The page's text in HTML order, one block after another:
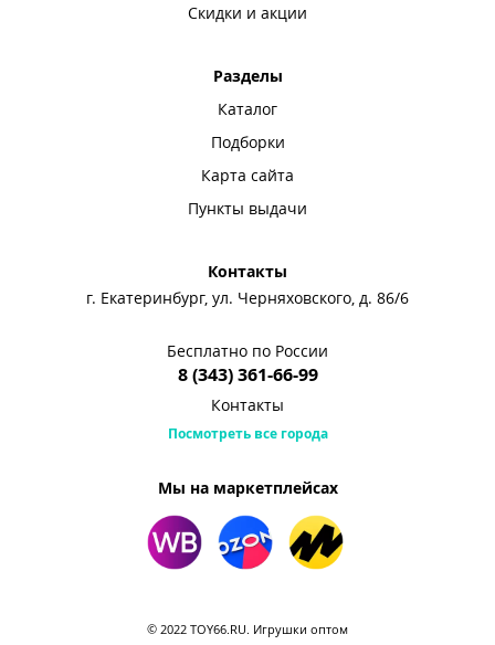
Скидки и акции
Разделы
Каталог
Подборки
Карта сайта
Пункты выдачи
Контакты
г. Екатеринбург, ул. Черняховского, д. 86/6
Бесплатно по России
8 (343) 361-66-99
Контакты
Посмотреть все города
Мы на маркетплейсах
© 2022 TOY66.RU. Игрушки оптом